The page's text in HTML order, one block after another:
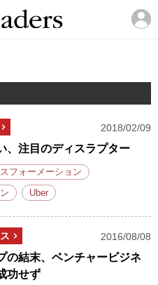
2018/02/09
、注目のディスラプター
フォーメーション
Uber
2016/08/08
の結末、ベンチャービジネ
功せず